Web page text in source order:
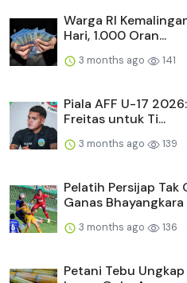
Warga RI
Hari, 1.000 Oran...
3 months ago 141
Piala AFF U-17
Freitas untuk Ti...
3 months ago 139
Pelatih Persijap Tak
Ganas Bhayangkara
3 months ago 136
Petani Tebu